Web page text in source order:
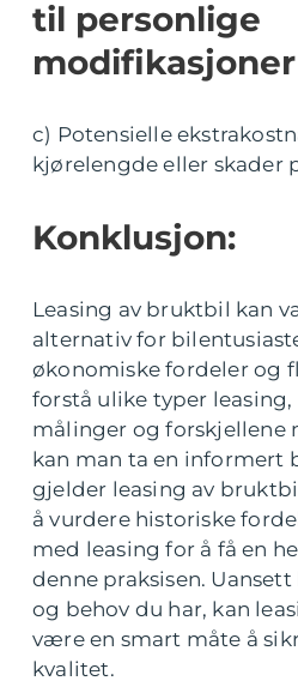
til personlige
c) Potensielle
kjørelengde eller skader
Konklusjon:
Leasing av bruktbil kan
alternativ for
økonomiske fordeler og
forstå ulike typer
målinger og forskjellene
kan man ta en informert
gjelder leasing av
å vurdere historiske
med leasing for å få en
denne praksisen.
og behov du har, kan
være en smart måte å
kvalitet.